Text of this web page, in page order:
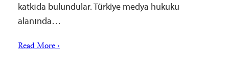
katkıda bulundular. Türkiye medya hukuku
alanında…
Read More ›